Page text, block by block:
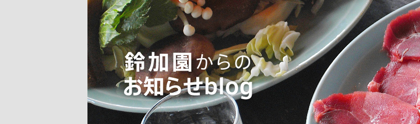
鈴加園からのお知らせブログ
鈴加園からのお知らせです